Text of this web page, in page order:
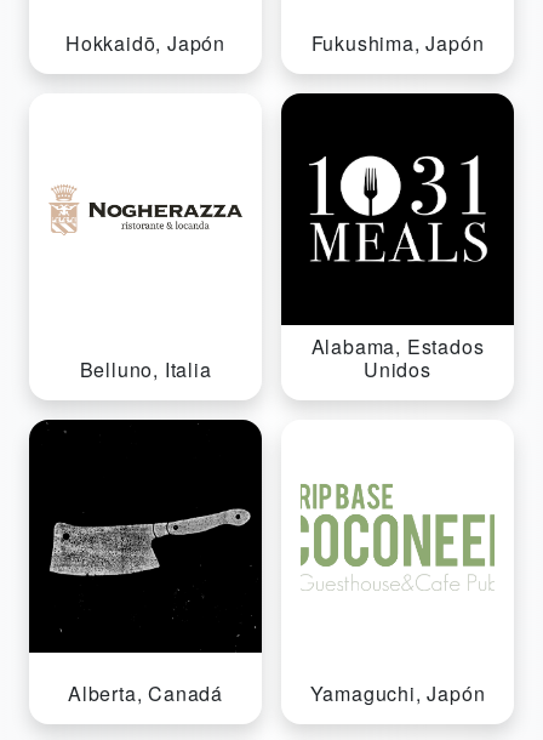
Hokkaidō, Japón Fukushima, Japón
Belluno, Italia
Alabama, Estados
Unidos
Alberta, Canadá Yamaguchi, Japón